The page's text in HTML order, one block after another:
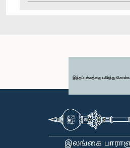
இந்தப் பக்கத்தை பகிர்ந்து கொள்க